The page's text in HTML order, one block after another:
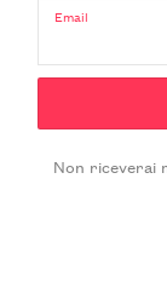
Email
Non riceverai